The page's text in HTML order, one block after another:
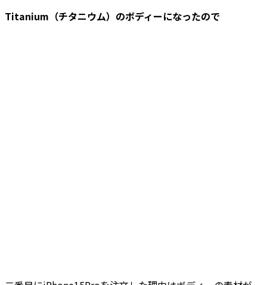
Titanium（チタニウム）のボディーになったので